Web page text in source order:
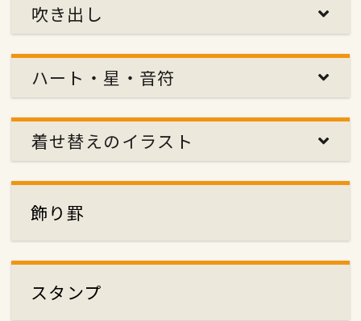
吹き出し
ハート・星・音符
着せ替えのイラスト
飾り罫
スタンプ